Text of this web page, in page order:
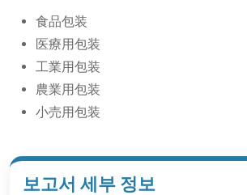
食品包装
医療用包装
工業用包装
農業用包装
小売用包装
보고서 세부 정보